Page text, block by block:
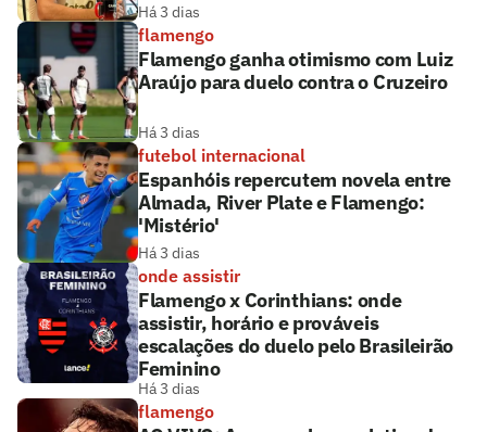
Há 3 dias
flamengo
Flamengo ganha otimismo com Luiz
Araújo para duelo contra o Cruzeiro
Há 3 dias
futebol internacional
Espanhóis repercutem novela entre
Almada, River Plate e Flamengo:
'Mistério'
Há 3 dias
onde assistir
Flamengo x Corinthians: onde
assistir, horário e prováveis
escalações do duelo pelo Brasileirão
Feminino
Há 3 dias
flamengo